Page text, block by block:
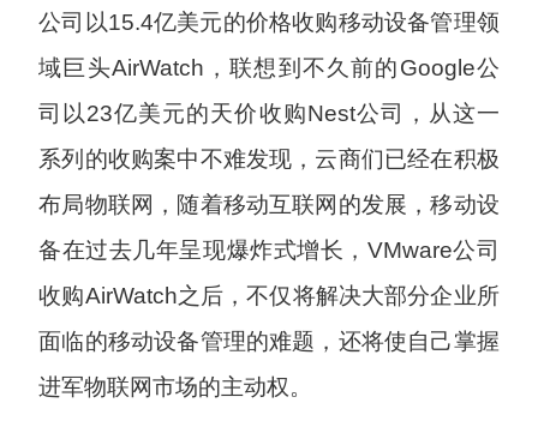
公司以15.4亿美元的价格收购移动设备管理领
域巨头AirWatch，联想到不久前的Google公
司以23亿美元的天价收购Nest公司，从这一
系列的收购案中不难发现，云商们已经在积极
布局物联网，随着移动互联网的发展，移动设
备在过去几年呈现爆炸式增长，VMware公司
收购AirWatch之后，不仅将解决大部分企业所
面临的移动设备管理的难题，还将使自己掌握
进军物联网市场的主动权。